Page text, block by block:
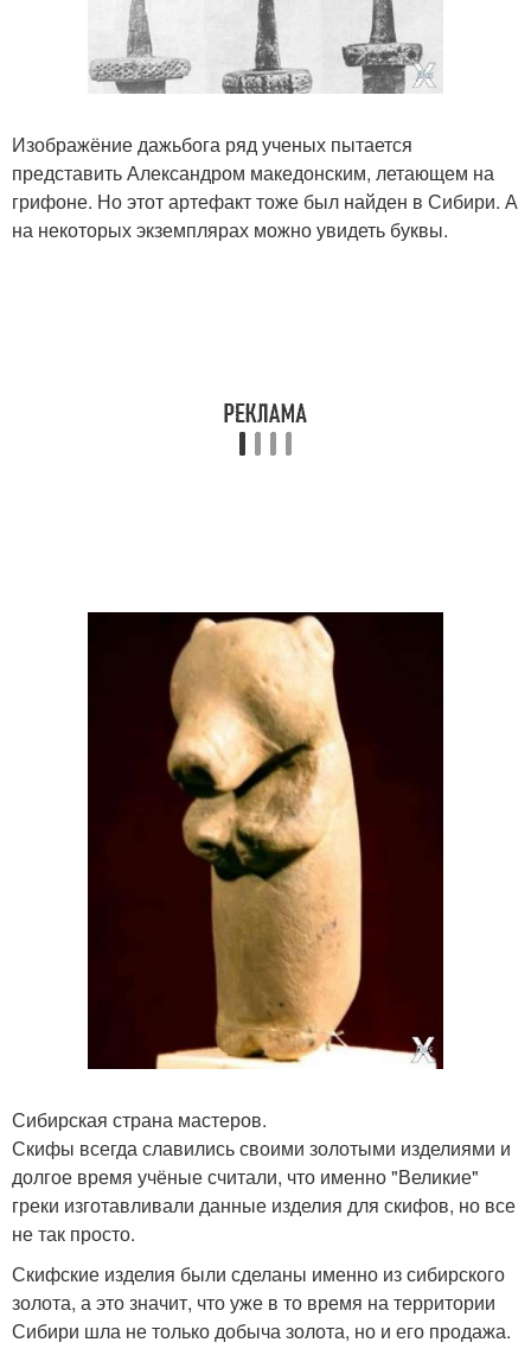
Изображёние дажьбога ряд ученых пытается
представить Александром македонским, летающем на
грифоне. Но этот артефакт тоже был найден в Сибири. А
на некоторых экземплярах можно увидеть буквы.
Сибирская страна мастеров.
Скифы всегда славились своими золотыми изделиями и
долгое время учёные считали, что именно "Великие"
греки изготавливали данные изделия для скифов, но все
не так просто.
Скифские изделия были сделаны именно из сибирского
золота, а это значит, что уже в то время на территории
Сибири шла не только добыча золота, но и его продажа.